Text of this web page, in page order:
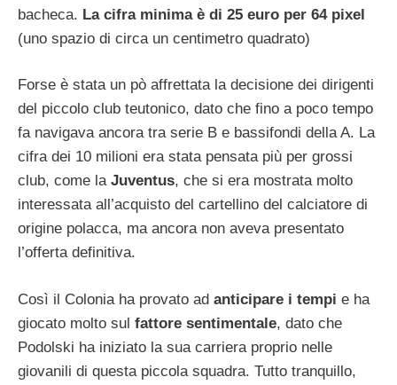
bacheca. La cifra minima è di 25 euro per 64 pixel
(uno spazio di circa un centimetro quadrato)
Forse è stata un pò affrettata la decisione dei dirigenti
del piccolo club teutonico, dato che fino a poco tempo
fa navigava ancora tra serie B e bassifondi della A. La
cifra dei 10 milioni era stata pensata più per grossi
club, come la Juventus, che si era mostrata molto
interessata all’acquisto del cartellino del calciatore di
origine polacca, ma ancora non aveva presentato
l’offerta definitiva.
Così il Colonia ha provato ad anticipare i tempi e ha
giocato molto sul fattore sentimentale, dato che
Podolski ha iniziato la sua carriera proprio nelle
giovanili di questa piccola squadra. Tutto tranquillo,